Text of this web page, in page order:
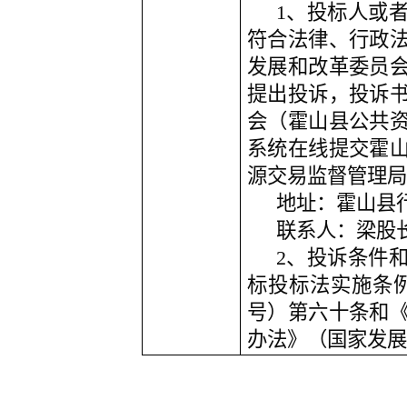
1、投标人或
符合法律、行政
发展和改革委员
提出投诉，投诉
会（霍山县公共
系统在线提交霍
源交易监督管理
地址：霍山县
联系人：梁股
2、投诉条件
标投标法实施条
号）第六十条和
办法》（国家发